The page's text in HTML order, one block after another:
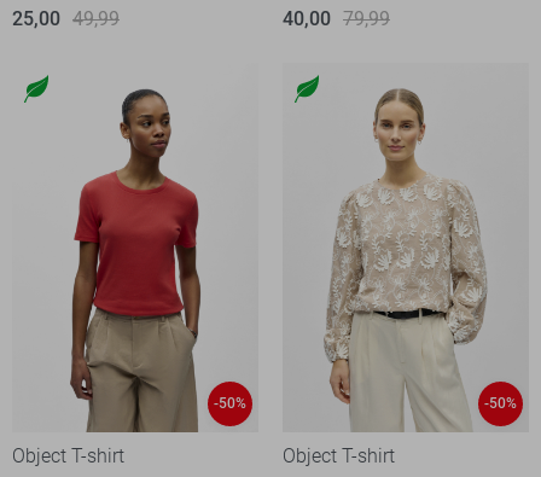
25,00 49,99
40,00 79,99
-50%
Object T-shirt
-50%
Object T-shirt